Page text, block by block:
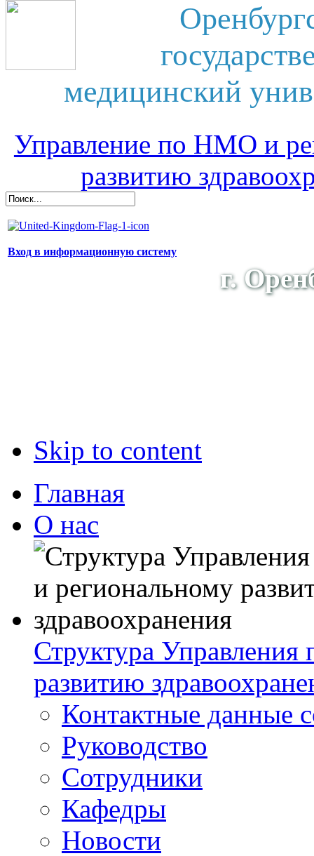
медицинский
Управление по НМО и
развитию
Вход в информационную систему
г.
Skip to content
Главная
О нас
Структура
развитию
Контактные данные
Руководство
Сотрудники
Кафедры
Новости